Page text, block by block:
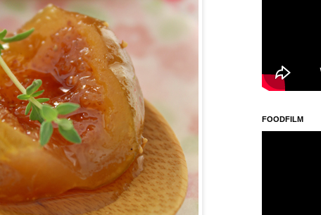
FOODFILM